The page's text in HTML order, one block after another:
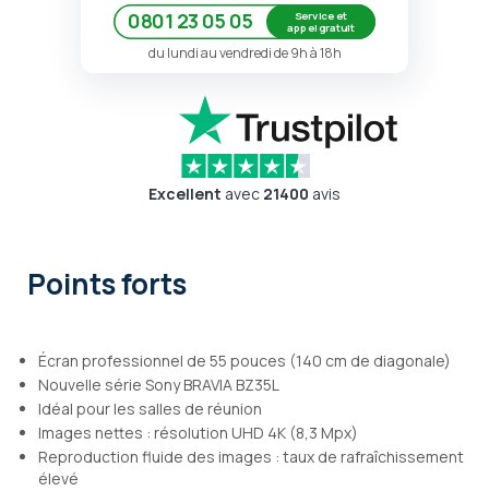
0801 23 05 05
Service et
appel gratuit
du lundi au vendredi de 9h à 18h
Excellent avec 21400 avis
Points forts
Écran professionnel de 55 pouces (140 cm de diagonale)
Nouvelle série Sony BRAVIA BZ35L
Idéal pour les salles de réunion
Images nettes : résolution UHD 4K (8,3 Mpx)
Reproduction fluide des images : taux de rafraîchissement
élevé